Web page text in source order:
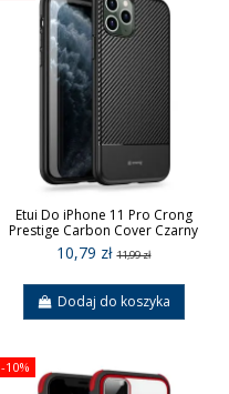
Etui Do iPhone 11 Pro Crong
Prestige Carbon Cover Czarny
10,79 zł11,99 zł
Dodaj do koszyka
-10%